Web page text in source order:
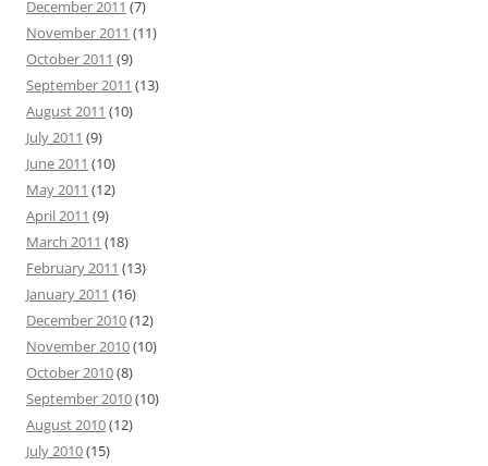
December 2011 (7)
November 2011 (11)
October 2011 (9)
September 2011 (13)
August 2011 (10)
July 2011 (9)
June 2011 (10)
May 2011 (12)
April 2011 (9)
March 2011 (18)
February 2011 (13)
January 2011 (16)
December 2010(12)
November 2010(10)
October 2010(8)
September 2010(10)
August 2010(12)
July 2010(15)